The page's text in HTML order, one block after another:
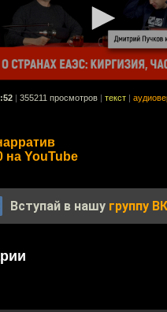
355211 просмотров текст
на YouTube
Вступай в нашу группу